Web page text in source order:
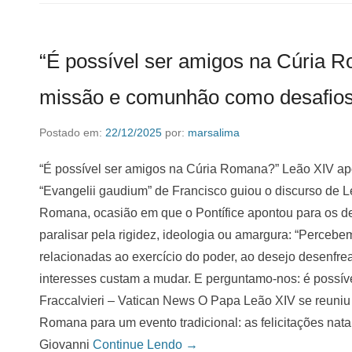
“É possível ser amigos na Cúria
missão e comunhão como
Postado em: 22/12/2025 por: marsalima
“É possível ser amigos na Cúria Romana?” Leão XIV
“Evangelii gaudium” de Francisco guiou o discurso de
Romana, ocasião em que o Pontífice apontou para os
paralisar pela rigidez, ideologia ou amargura:
relacionadas ao exercício do poder, ao desejo
interesses custam a mudar. E perguntamo-nos: é
Fraccalvieri – Vatican News O Papa Leão XIV se
Romana para um evento tradicional: as felicitações
Giovanni Continue Lendo →